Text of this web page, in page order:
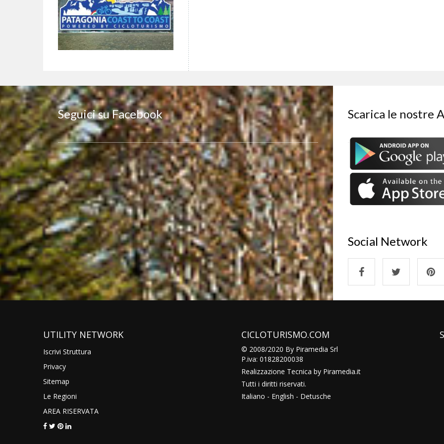
Seguici su Facebook Scarica le nostre
Social Network
UTILITY NETWORK
Iscrivi Struttura
Privacy
Sitemap
Le Regioni
AREA RISERVATA
CICLOTURISMO.COM
© 2008/2020 By Piramedia Srl
P.iva: 01828200038
Realizzazione Tecnica by Piramedia.it
Tutti i diritti riservati.
Italiano - English - Detusche